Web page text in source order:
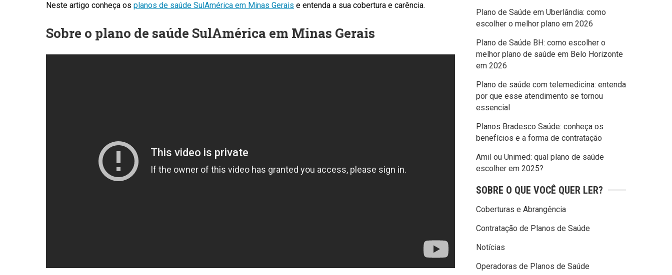
Neste artigo conheça os planos de saúde SulAmérica em Minas Gerais e entenda a sua cobertura e carência.
Sobre o plano de saúde SulAmérica em Minas Gerais
Plano de Saúde em Uberlândia: como
escolher o melhor plano em 2026
Plano de Saúde BH: como escolher o
melhor plano de saúde em Belo Horizonte
em 2026
Plano de saúde com telemedicina: entenda
por que esse atendimento se tornou
essencial
Planos Bradesco Saúde: conheça os
benefícios e a forma de contratação
Amil ou Unimed: qual plano de saúde
escolher em 2025?
SOBRE O QUE VOCÊ QUER LER?
Coberturas e Abrangência
Contratação de Planos de Saúde
Notícias
Operadoras de Planos de Saúde